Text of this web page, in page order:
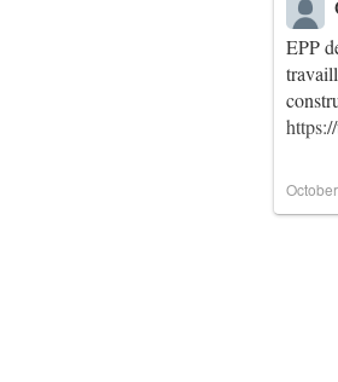
EPP